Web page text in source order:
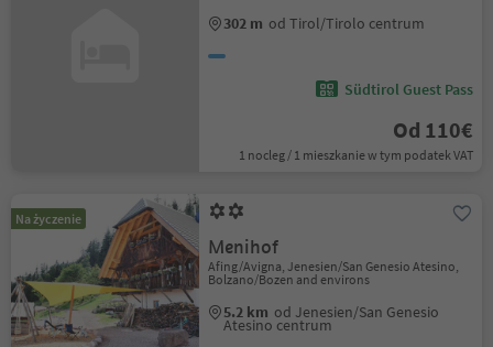
302 m od Tirol/Tirolo centrum
Südtirol Guest Pass
Od 110€
1 nocleg / 1 mieszkanie w tym podatek VAT
Na życzenie
Menihof
Afing/Avigna, Jenesien/San Genesio Atesino,
Bolzano/Bozen and environs
5.2 km od Jenesien/San Genesio
Atesino centrum